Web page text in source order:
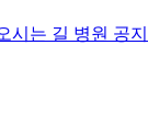
시는 길 병원 공지